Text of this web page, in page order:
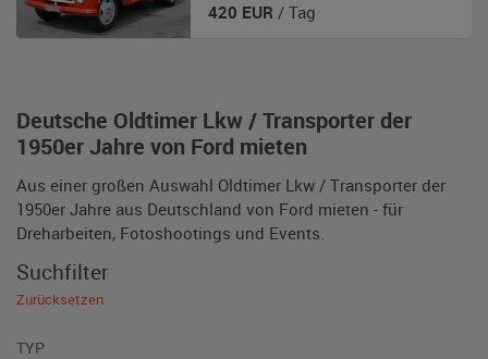
Deutsche Oldtimer Lkw / Transporter der
1950er Jahre von Ford mieten
Aus einer großen Auswahl Oldtimer Lkw / Transporter der
1950er Jahre aus Deutschland von Ford mieten - für
Dreharbeiten, Fotoshootings und Events.
420 EUR / Tag
Suchfilter
Zurücksetzen
TYP